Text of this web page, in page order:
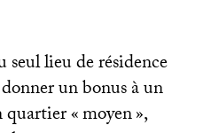
lieu de résidence
un bonus à un
quartier «moyen»,